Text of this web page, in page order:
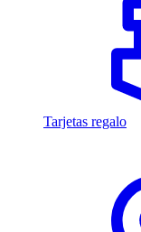
Tarjetas regalo